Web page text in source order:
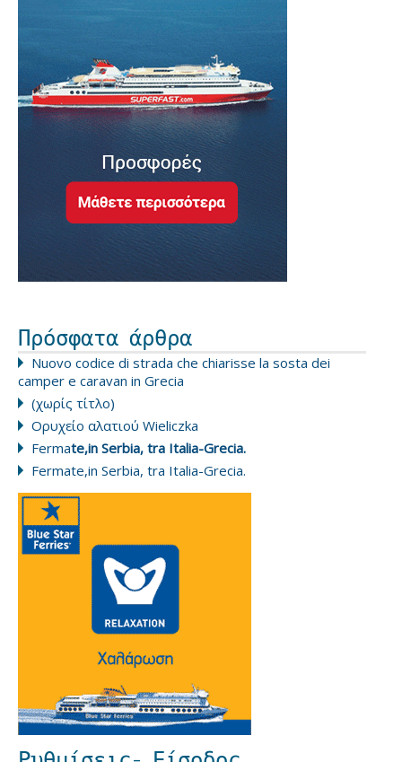
Πρόσφατα άρθρα
Nuovo codice di strada che chiarisse la sosta dei
camper e caravan in Grecia
(χωρίς τίτλο)
Ορυχείο αλατιού Wieliczka
Fermate,in Serbia, tra Italia-Grecia.
Fermate,in Serbia, tra Italia-Grecia.